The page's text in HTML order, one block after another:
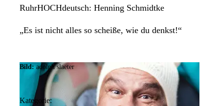
RuhrHOCHdeutsch: Henning Schmidtke
„Es ist nicht alles so scheiße, wie du denkst!“
Bild: adolph slaeter
Kategorie: